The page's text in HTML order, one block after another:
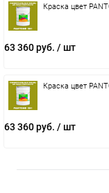
Краска цвет
63 360 руб. / шт
Краска цвет
63 360 руб. / шт